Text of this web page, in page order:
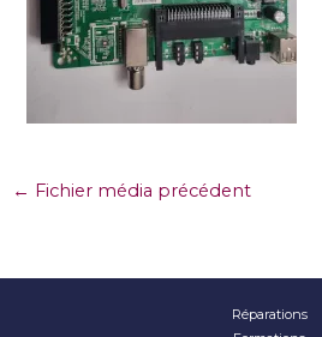
← Fichier média précédent
Réparations